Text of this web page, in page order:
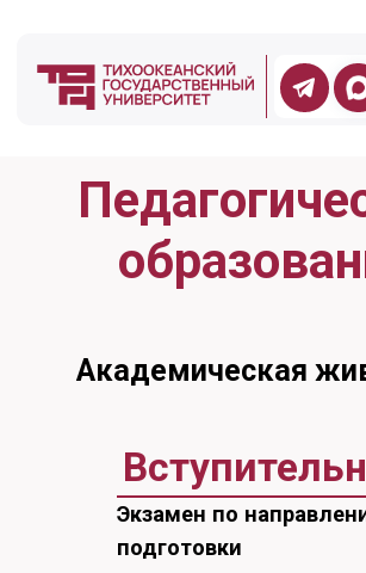
образование
Академическая живопись
Форма
Экзамен по направлению
подготовки
Очная